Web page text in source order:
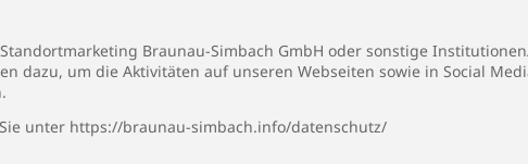
Braunau-Simbach GmbH oder sonstige
dazu, um die Aktivitäten auf unseren Webseiten sowie in Social
unter https://braunau-simbach.info/datenschutz/